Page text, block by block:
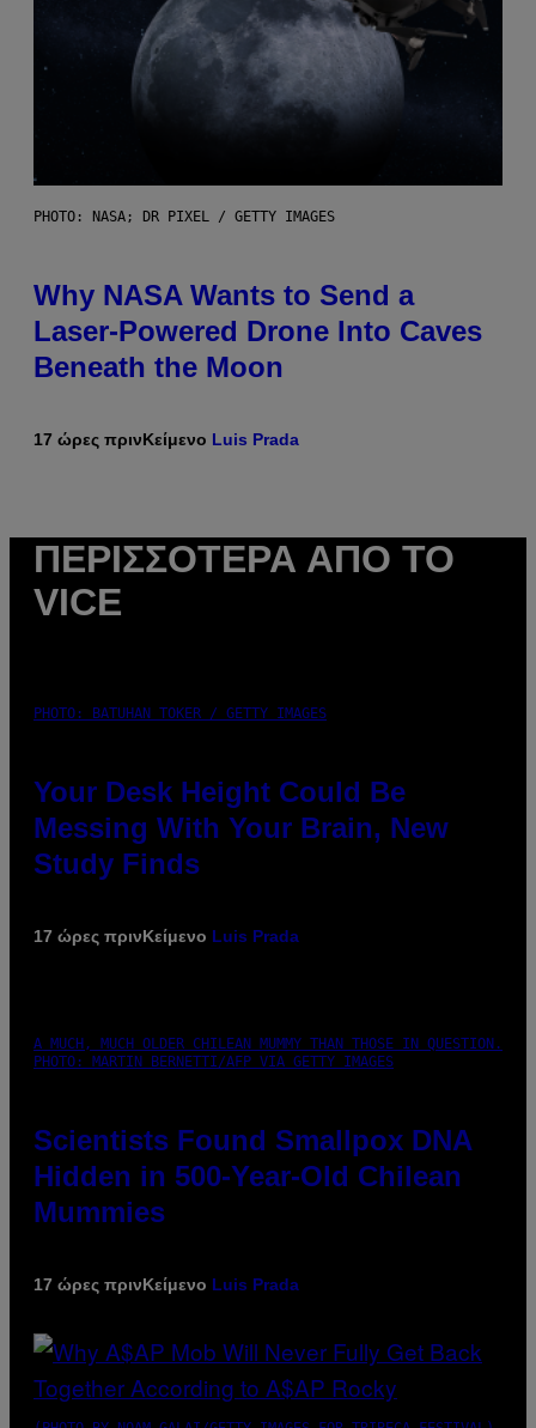
PHOTO: NASA; DR PIXEL / GETTY IMAGES
Why NASA Wants to Send a
Laser-Powered Drone Into Caves
Beneath the Moon
17 ώρες πρινΚείμενο Luis Prada
ΠΕΡΙΣΣΌΤΕΡΑ ΑΠΌ ΤΟ
VICE
PHOTO: BATUHAN TOKER / GETTY IMAGES
Your Desk Height Could Be
Messing With Your Brain, New
Study Finds
17 ώρες πρινΚείμενο Luis Prada
A MUCH, MUCH OLDER CHILEAN MUMMY THAN THOSE IN QUESTION.
PHOTO: MARTIN BERNETTI/AFP VIA GETTY IMAGES
Scientists Found Smallpox DNA
Hidden in 500-Year-Old Chilean
Mummies
17 ώρες πρινΚείμενο Luis Prada